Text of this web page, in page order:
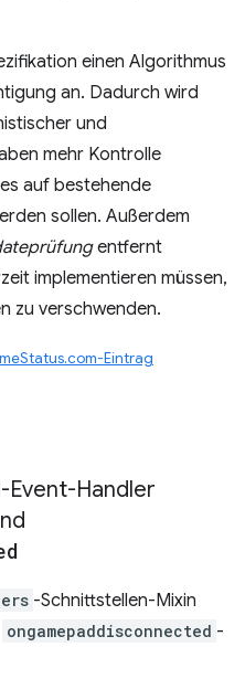
einen Algorithmus
an. Dadurch wird
und
mehr Kontrolle
auf bestehende
sollen. Außerdem
entfernt
implementieren müssen,
zu verschwenden.
Eintrag
Handler
-Schnittstellen-Mixin
ongamepaddisconnected -